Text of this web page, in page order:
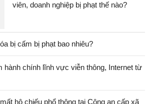
viên, doanh nghiệp bị phạt thế nào?
bị cấm bị phạt bao nhiêu?
hành chính lĩnh vực viễn thông, Internet từ
hộ chiếu phổ thông tại Công an cấp xã